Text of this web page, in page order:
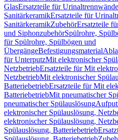
GlasErsatzteile für
SanitärkeramikErsatzteile für
SanitärkeramikZubehörErsatzteile
und SiphonzubehörSpülrohre,
für Spülrohre, Spülbögen und
ÜbergängeBefestigungsmaterial
für UnterputzMit elektronischer
NetzbetriebErsatzteile für Mit
NetzbetriebMit elektronischer
BatteriebetriebErsatzteile für Mit
BatteriebetriebMit pneumatischer
pneumatischer Spülauslösung
elektronischer Spülauslösung,
elektronischer Spülauslösung,
Spülauslösung, Batteriebetrieb